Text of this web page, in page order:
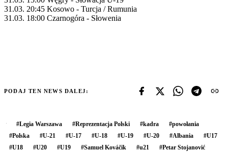
31.03. 20:45 Kosowo - Turcja / Rumunia
31.03. 18:00 Czarnogóra - Słowenia
PODAJ TEN NEWS DALEJ:
#Legia Warszawa #Reprezentacja Polski #kadra #powołania
#Polska #U-21 #U-17 #U-18 #U-19 #U-20 #Albania #U17
#U18 #U20 #U19 #Samuel Kováčik #u21 #Petar Stojanović